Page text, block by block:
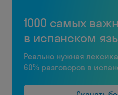
1000 самых
в испанском
Реально нужная
60% разговоров в